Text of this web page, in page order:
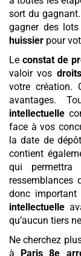
sort du
gagner des
huissier pour
Le constat de
valoir vos droits
votre création.
avantages.
intellectuelle
face à vos
la date de
contient
qui
ressemblances
donc
intellectuelle
qu’aucun tiers
Ne cherchez
à
Paris 8e